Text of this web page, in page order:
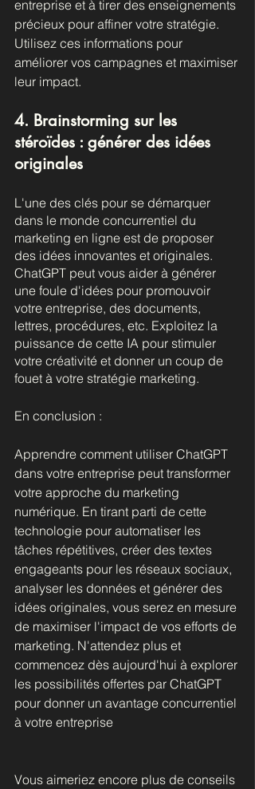
entreprise et à tirer des enseignements
précieux pour affiner votre stratégie.
Utilisez ces informations pour
améliorer vos campagnes et maximiser
leur impact.
4. Brainstorming sur les
stéroïdes : générer des idées
originales
L'une des clés pour se démarquer
dans le monde concurrentiel du
marketing en ligne est de proposer
des idées innovantes et originales.
ChatGPT peut vous aider à générer
une foule d'idées pour promouvoir
votre entreprise, des documents,
lettres, procédures, etc. Exploitez la
puissance de cette IA pour stimuler
votre créativité et donner un coup de
fouet à votre stratégie marketing.
En conclusion :
Apprendre comment utiliser ChatGPT
dans votre entreprise peut transformer
votre approche du marketing
numérique. En tirant parti de cette
technologie pour automatiser les
tâches répétitives, créer des textes
engageants pour les réseaux sociaux,
analyser les données et générer des
idées originales, vous serez en mesure
de maximiser l'impact de vos efforts de
marketing. N'attendez plus et
commencez dès aujourd'hui à explorer
les possibilités offertes par ChatGPT
pour donner un avantage concurrentiel
à votre entreprise
Vous aimeriez encore plus de conseils